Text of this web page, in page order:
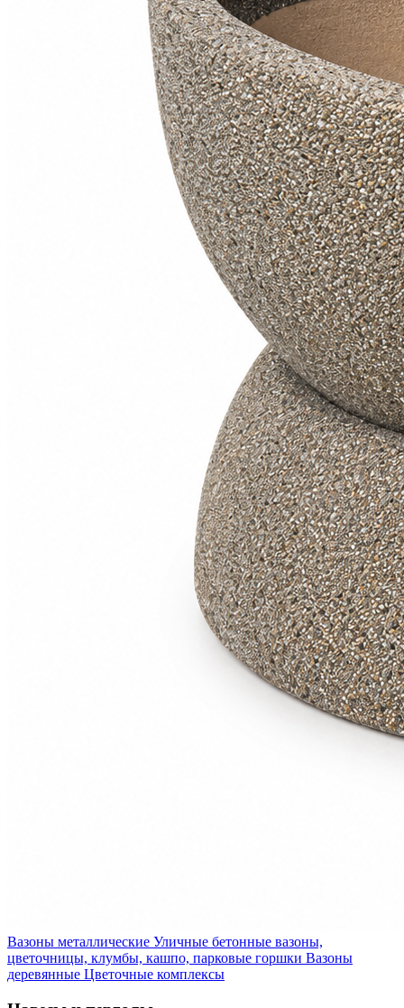
Вазоны металлические Уличные бетонные вазоны,
цветочницы, клумбы, кашпо, парковые горшки Вазоны
деревянные Цветочные комплексы